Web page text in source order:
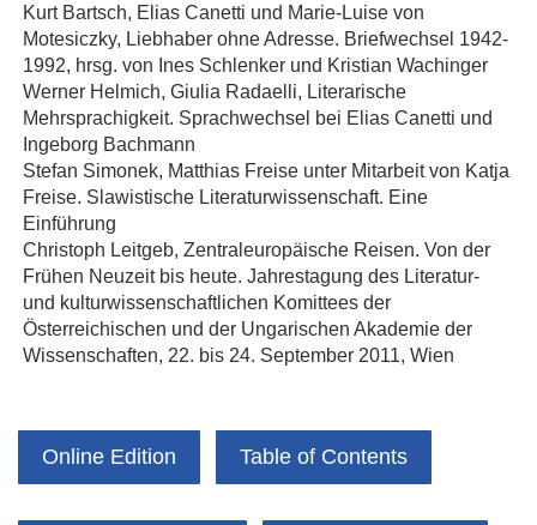
Kurt Bartsch, Elias Canetti und Marie-Luise von
Motesiczky, Liebhaber ohne Adresse. Briefwechsel 1942-
1992, hrsg. von Ines Schlenker und Kristian Wachinger
Werner Helmich, Giulia Radaelli, Literarische
Mehrsprachigkeit. Sprachwechsel bei Elias Canetti und
Ingeborg Bachmann
Stefan Simonek, Matthias Freise unter Mitarbeit von Katja
Freise. Slawistische Literaturwissenschaft. Eine
Einführung
Christoph Leitgeb, Zentraleuropäische Reisen. Von der
Frühen Neuzeit bis heute. Jahrestagung des Literatur-
und kulturwissenschaftlichen Komittees der
Österreichischen und der Ungarischen Akademie der
Wissenschaften, 22. bis 24. September 2011, Wien
Online Edition Table of Contents